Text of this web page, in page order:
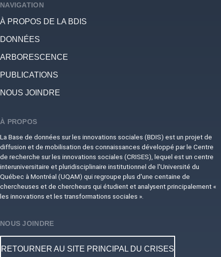
NAVIGATION
À PROPOS DE LA BDIS
DONNÉES
ARBORESCENCE
PUBLICATIONS
NOUS JOINDRE
À PROPOS
La Base de données sur les innovations sociales (BDIS) est un projet de
diffusion et de mobilisation des connaissances développé par le Centre
de recherche sur les innovations sociales (CRISES), lequel est un centre
interuniversitaire et pluridisciplinaire institutionnel de l'Université du
Québec à Montréal (UQAM) qui regroupe plus d'une centaine de
chercheuses et de chercheurs qui étudient et analysent principalement «
les innovations et les transformations sociales ».
NOUS JOINDRE
RETOURNER AU SITE PRINCIPAL DU CRISES